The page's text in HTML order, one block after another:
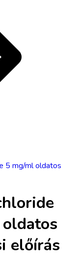
5 mg/ml oldatos
előírás